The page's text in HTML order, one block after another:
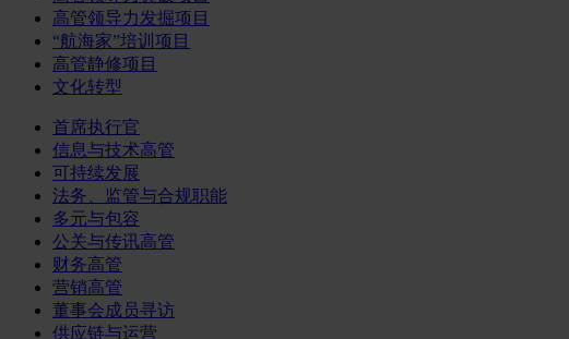
高管领导力发掘项目
“航海家”培训项目
高管静修项目
文化转型
首席执行官
信息与技术高管
可持续发展
法务、监管与合规职能
多元与包容
公关与传讯高管
财务高管
营销高管
董事会成员寻访
供应链与运营